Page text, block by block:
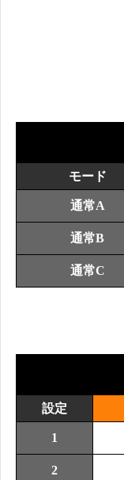
モード
通常A
通常B
通常C
設定
1
2